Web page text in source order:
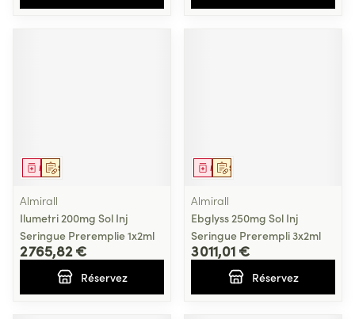
Sur prescription
Médicament
Almirall
Ilumetri 200mg Sol Inj
Seringue Preremplie 1x2ml
2 765,82 €
Réservez
Sur prescription
Médicament
Almirall
Ebglyss 250mg Sol Inj
Seringue Prerempli 3x2ml
3 011,01 €
Réservez